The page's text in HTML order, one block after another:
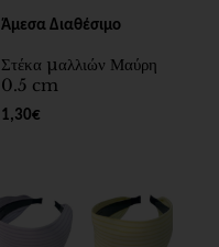
Άμεσα Διαθέσιμο
Στέκα μαλλιών Μαύρη
0.5 cm
1,30€